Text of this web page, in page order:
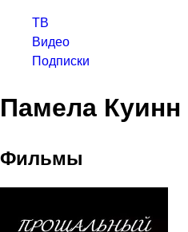
ТВ
Видео
Подписки
Памела Куинн
Фильмы